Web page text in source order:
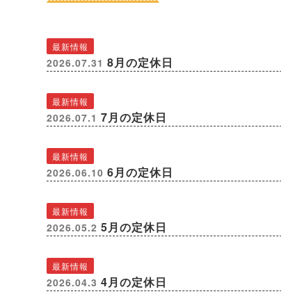
最新情報
2026.07.318月の定休日
最新情報
2026.07.17月の定休日
最新情報
2026.06.106月の定休日
最新情報
2026.05.25月の定休日
最新情報
2026.04.34月の定休日